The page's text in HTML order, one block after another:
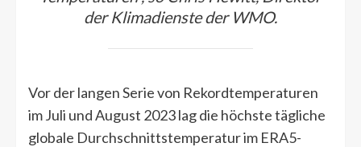
der Klimadienste der WMO.
Vor der langen Serie von Rekordtemperaturen
im Juli und August 2023 lag die höchste tägliche
globale Durchschnittstemperatur im ERA5-